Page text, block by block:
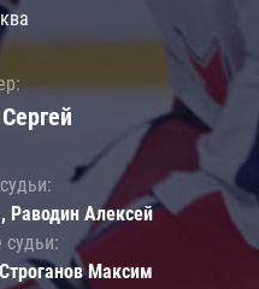
Раводин Алексей
Максим